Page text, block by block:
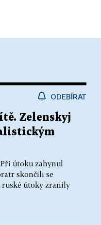
ODEBÍRAT
Zelenskyj
útoku zahynul
skončili se
útoky zranily